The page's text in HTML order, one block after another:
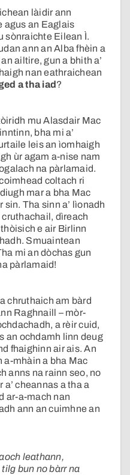
làidir ann
agus an Eaglais
sònraichte Eilean Ì.
ann an Alba fhèin a
ailtire, gun a bhith a’
nan eathraichean
a tha iad?
mu Alasdair Mac
bha mi a’
leis an ìomhaigh
ùr agam a-nise nam
na pàrlamaid.
coltach ri
mar a bha Mac
Tha sinn a’ lìonadh
dìreach
e air Birlinn
Smuaintean
mi an dòchas gun
pàrlamaid!
chruthaich am bàrd
Raghnaill – mòr-
a rèir cuid,
an ochdamh linn deug
fhaighinn air ais. An
a-mhàin a bha Mac
anns na rainn seo, no
a’ cheannas a tha a
ar-a-mach nan
ann an cuimhne an
leathann,
bun no bàrr na